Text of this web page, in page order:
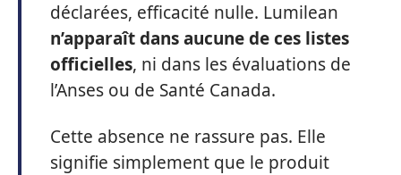
déclarées, efficacité nulle. Lumilean
n’apparaît dans aucune de ces listes
officielles, ni dans les évaluations de
l’Anses ou de Santé Canada.
Cette absence ne rassure pas. Elle
signifie simplement que le produit